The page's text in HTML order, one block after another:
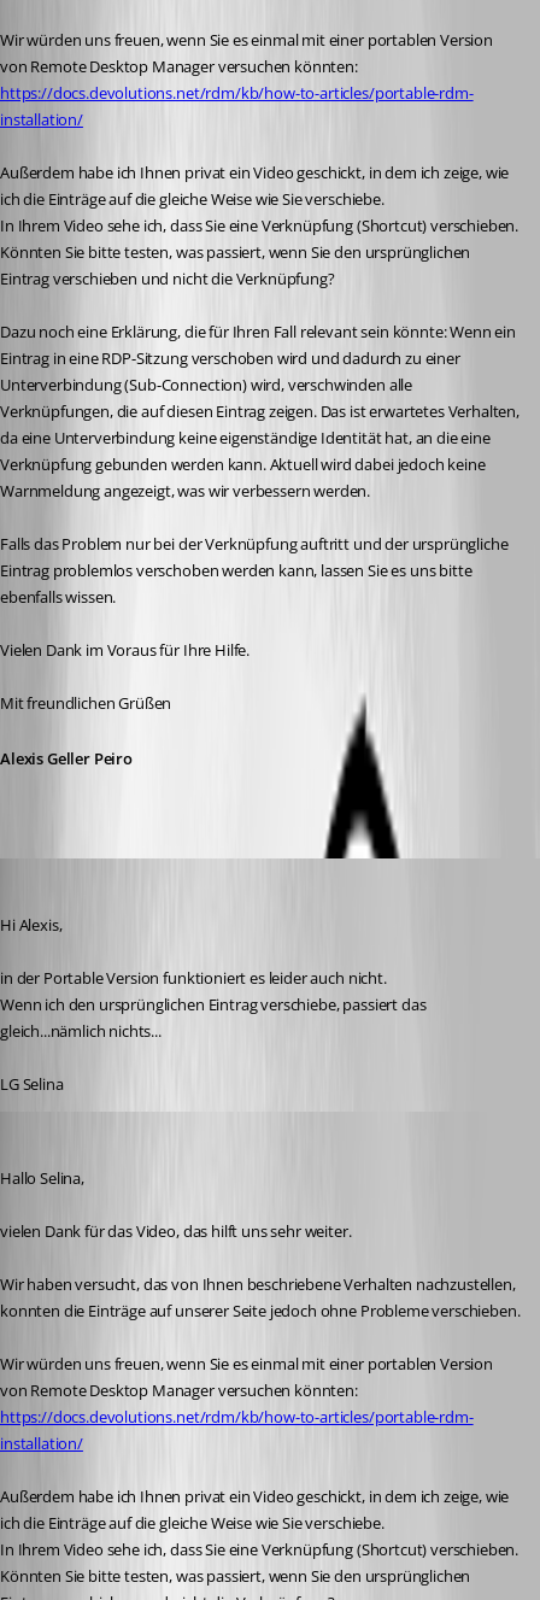
Wir würden uns freuen, wenn Sie es einmal mit einer portablen Version
von Remote Desktop Manager versuchen könnten:
https://docs.devolutions.net/rdm/kb/how-to-articles/portable-rdm-
installation/
Außerdem habe ich Ihnen privat ein Video geschickt, in dem ich zeige, wie
ich die Einträge auf die gleiche Weise wie Sie verschiebe.
In Ihrem Video sehe ich, dass Sie eine Verknüpfung (Shortcut) verschieben.
Könnten Sie bitte testen, was passiert, wenn Sie den ursprünglichen
Eintrag verschieben und nicht die Verknüpfung?
Dazu noch eine Erklärung, die für Ihren Fall relevant sein könnte: Wenn ein
Eintrag in eine RDP-Sitzung verschoben wird und dadurch zu einer
Unterverbindung (Sub-Connection) wird, verschwinden alle
Verknüpfungen, die auf diesen Eintrag zeigen. Das ist erwartetes Verhalten,
da eine Unterverbindung keine eigenständige Identität hat, an die eine
Verknüpfung gebunden werden kann. Aktuell wird dabei jedoch keine
Warnmeldung angezeigt, was wir verbessern werden.
Falls das Problem nur bei der Verknüpfung auftritt und der ursprüngliche
Eintrag problemlos verschoben werden kann, lassen Sie es uns bitte
ebenfalls wissen.
Vielen Dank im Voraus für Ihre Hilfe.
Mit freundlichen Grüßen
Alexis Geller Peiro
Hi Alexis,
in der Portable Version funktioniert es leider auch nicht.
Wenn ich den ursprünglichen Eintrag verschiebe, passiert das
gleich...nämlich nichts...
LG Selina
Hallo Selina,
vielen Dank für das Video, das hilft uns sehr weiter.
Wir haben versucht, das von Ihnen beschriebene Verhalten nachzustellen,
konnten die Einträge auf unserer Seite jedoch ohne Probleme verschieben.
Wir würden uns freuen, wenn Sie es einmal mit einer portablen Version
von Remote Desktop Manager versuchen könnten:
https://docs.devolutions.net/rdm/kb/how-to-articles/portable-rdm-
installation/
Außerdem habe ich Ihnen privat ein Video geschickt, in dem ich zeige, wie
ich die Einträge auf die gleiche Weise wie Sie verschiebe.
In Ihrem Video sehe ich, dass Sie eine Verknüpfung (Shortcut) verschieben.
Könnten Sie bitte testen, was passiert, wenn Sie den ursprünglichen